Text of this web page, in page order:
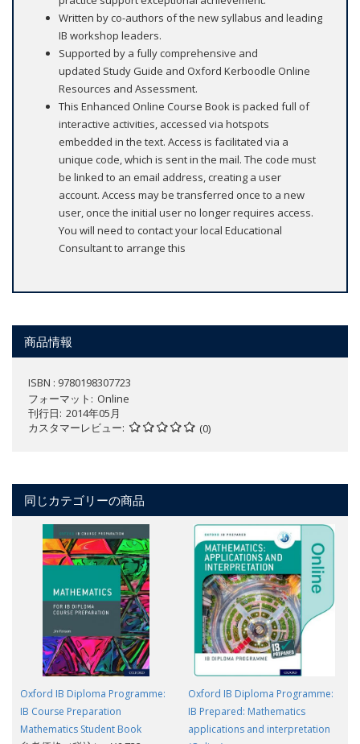
Written by co-authors of the new syllabus and leading
IB workshop leaders.
Supported by a fully comprehensive and
updated Study Guide and Oxford Kerboodle Online
Resources and Assessment.
This Enhanced Online Course Book is packed full of
interactive activities, accessed via hotspots
embedded in the text. Access is facilitated via a
unique code, which is sent in the mail. The code must
be linked to an email address, creating a user
account. Access may be transferred once to a new
user, once the initial user no longer requires access.
You will need to contact your local Educational
Consultant to arrange this
商品情報
ISBN : 9780198307723
フォーマット
Online
刊行日 2014年05月
カスタマーレビュー
(0)
同じカテゴリーの商品
Oxford IB Diploma Programme:
IB Course Preparation
Mathematics Student Book
Oxford IB Diploma Programme:
IB Prepared: Mathematics
applications and interpretation